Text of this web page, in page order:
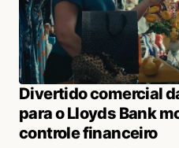
Divertido comercial
para o Lloyds Bank
controle financeiro